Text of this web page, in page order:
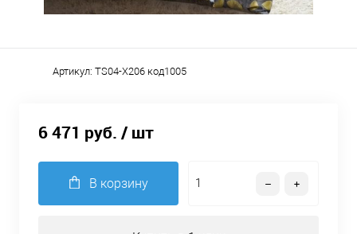
Артикул: TS04-X206 код1005
6 471 руб. / шт
В корзину